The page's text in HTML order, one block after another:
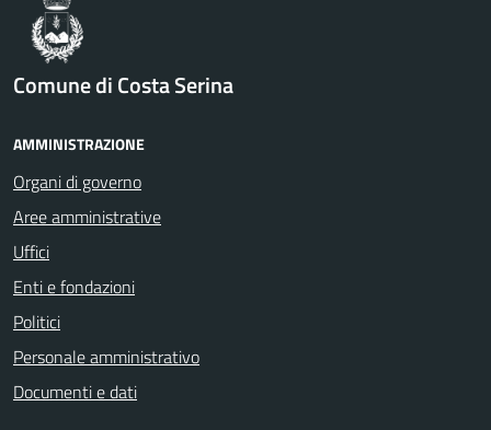
Comune di Costa Serina
AMMINISTRAZIONE
Organi di governo
Aree amministrative
Uffici
Enti e fondazioni
Politici
Personale amministrativo
Documenti e dati